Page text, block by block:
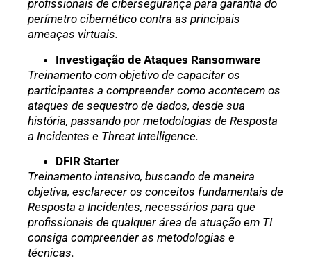
profissionais de cibersegurança para garantia do
perímetro cibernético contra as principais
ameaças virtuais.
Investigação de Ataques Ransomware
Treinamento com objetivo de capacitar os
participantes a compreender como acontecem os
ataques de sequestro de dados, desde sua
história, passando por metodologias de Resposta
a Incidentes e Threat Intelligence.
DFIR Starter
Treinamento intensivo, buscando de maneira
objetiva, esclarecer os conceitos fundamentais de
Resposta a Incidentes, necessários para que
profissionais de qualquer área de atuação em TI
consiga compreender as metodologias e
técnicas.